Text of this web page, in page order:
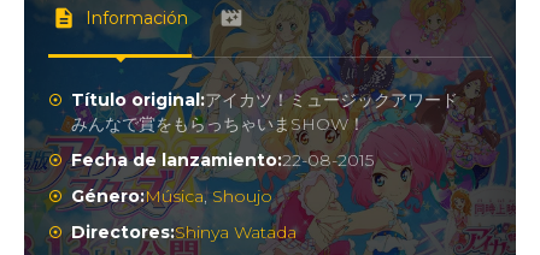
Información
Título original:アイカツ！ミュージックアワード
みんなで賞をもらっちゃいまSHOW！
Fecha de lanzamiento:22-08-2015
Género:Música,Shoujo
Directores:Shinya Watada